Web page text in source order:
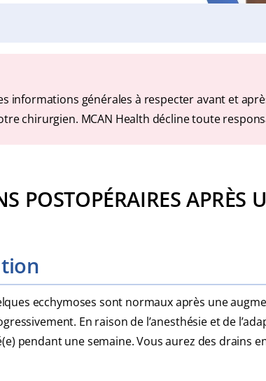
informations générales à respecter avant et
chirurgien. MCAN Health décline toute
POSTOPÉRAIRES APRÈS
ecchymoses sont normaux après une
En raison de l’anesthésie et de
pendant une semaine. Vous aurez des drains